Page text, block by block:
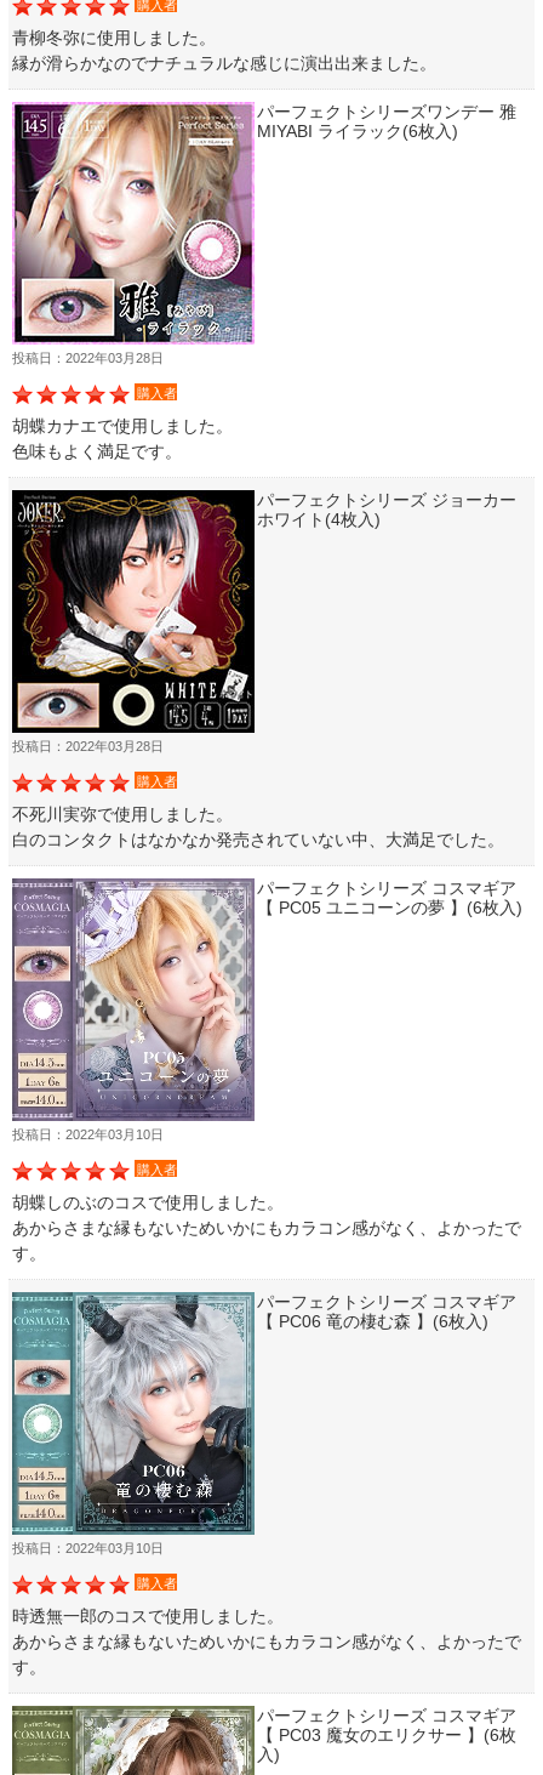
購入者
青柳冬弥に使用しました。
縁が滑らかなのでナチュラルな感じに演出出来ました。
パーフェクトシリーズワンデー 雅
MIYABI ライラック(6枚入)
投稿日：2022年03月28日
購入者
胡蝶カナエで使用しました。
色味もよく満足です。
パーフェクトシリーズ ジョーカー
ホワイト(4枚入)
投稿日：2022年03月28日
購入者
不死川実弥で使用しました。
白のコンタクトはなかなか発売されていない中、大満足でした。
パーフェクトシリーズ コスマギア
【 PC05 ユニコーンの夢 】(6枚入)
投稿日：2022年03月10日
購入者
胡蝶しのぶのコスで使用しました。
あからさまな縁もないためいかにもカラコン感がなく、よかったで
す。
パーフェクトシリーズ コスマギア
【 PC06 竜の棲む森 】(6枚入)
投稿日：2022年03月10日
購入者
時透無一郎のコスで使用しました。
あからさまな縁もないためいかにもカラコン感がなく、よかったで
す。
パーフェクトシリーズ コスマギア
【 PC03 魔女のエリクサー 】(6枚
入)